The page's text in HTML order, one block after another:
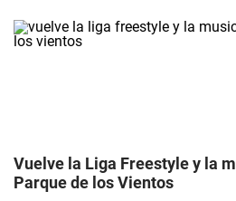
Vuelve la Liga Freestyle y la
Parque de los Vientos